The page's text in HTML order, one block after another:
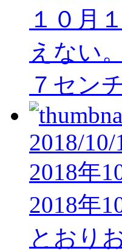
１０月
えない
７セン
2018/10/
2018年
2018年
とおり